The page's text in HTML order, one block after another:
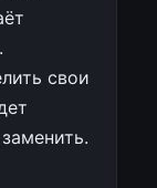
свои